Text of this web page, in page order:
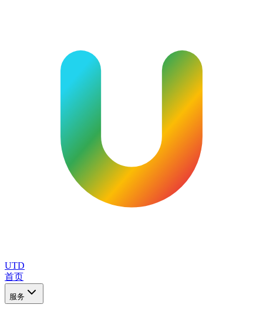
UTD
首页
服务